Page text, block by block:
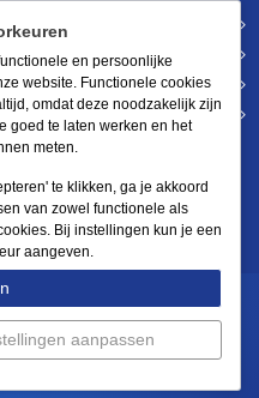
en persoonlijke
website. Functionele cookies
omdat deze noodzakelijk zijn
goed te laten werken en het
meten.
te klikken, ga je akkoord
van zowel functionele als
Bij instellingen kun je een
aangeven.
aanpassen